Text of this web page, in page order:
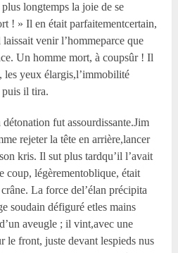
longtemps la joie de se
! » Il en était parfaitementcertain,
venir l’hommeparce que
Un homme mort, à coupsûr ! Il
les yeux élargis,l’immobilité
puis il tira.
fut assourdissante.Jim
rejeter la tête en arrière,lancer
kris. Il sut plus tardqu’il l’avait
coup, légèrementoblique, était
La force del’élan précipita
soudain défiguré etles mains
aveugle ; il vint,avec une
le front, juste devant lespieds nus